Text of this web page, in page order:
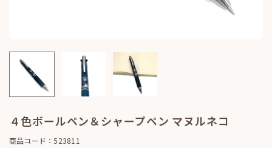
４色ボールペン＆シャープペン マヌルネコ
商品コード：523811